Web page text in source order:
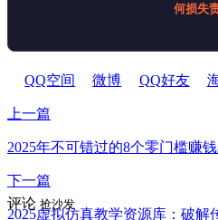
何损失
QQ空间 微博 QQ好友
上一篇
2025年不可错过的8个零门槛赚钱
下一篇
2025虚拟仿真教学资源库：破解
评论 抢沙发